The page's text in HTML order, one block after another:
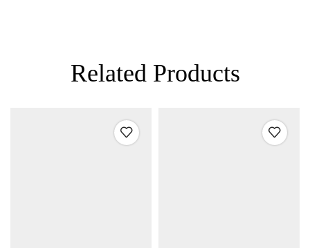
Related Products